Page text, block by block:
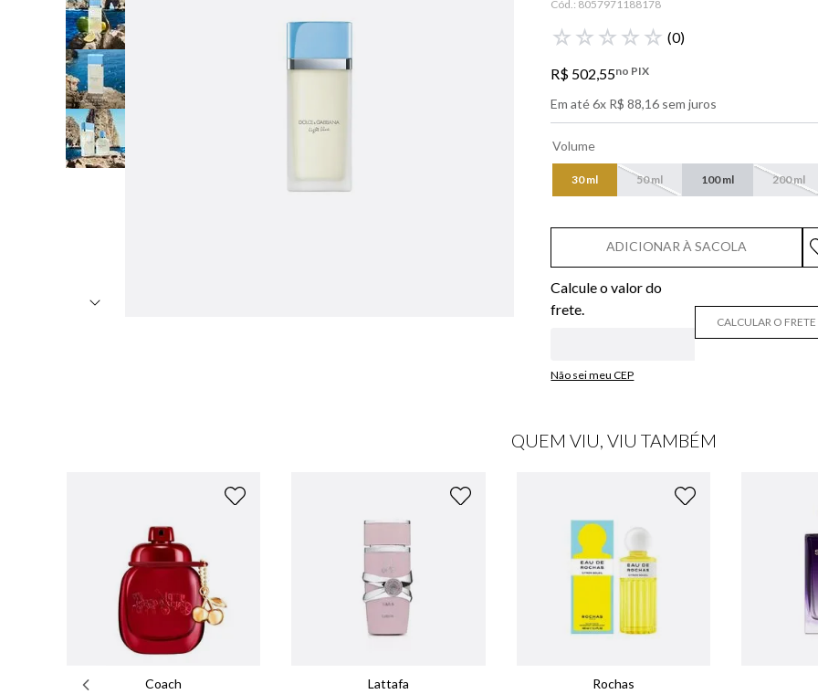
Cód.: 8057971188178
☆ ☆ ☆ ☆ ☆ (0)
R$ 502,55no PIX
Em até6x R$ 88,16 sem juros
Volume
30 ml 50 ml 100 ml 200 ml
ADICIONAR À SACOLA
Não sei meu CEP
CALCULAR O FRETE
QUEM VIU, VIU TAMBÉM
Coach Lattafa Rochas